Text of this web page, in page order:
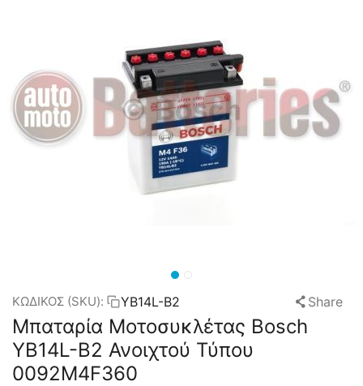
ΚΩΔΙΚΟΣ (SKU): YB14L-B2 Share
Μπαταρία Μοτοσυκλέτας Bosch
YB14L-B2 Ανοιχτού Τύπου
0092M4F360